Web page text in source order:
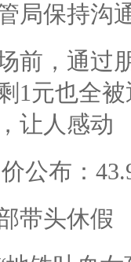
局保持沟
前，通过
1元也全
让人感动
公布：
带头休假